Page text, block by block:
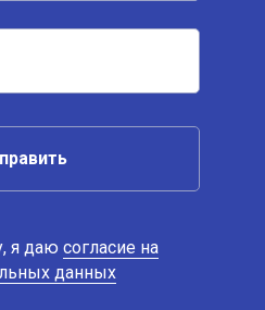
я даю согласие на
данных